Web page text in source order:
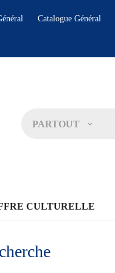
Catalogue Général
PARTOUT
CULTURELLE